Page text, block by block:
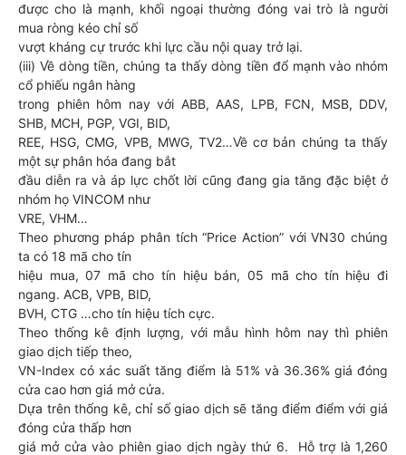
được cho là mạnh, khối ngoại thường đóng vai trò là người
mua ròng kéo chỉ số
vượt kháng cự trước khi lực cầu nội quay trở lại.
(iii) Về dòng tiền, chúng ta thấy dòng tiền đổ mạnh vào nhóm
cổ phiếu ngân hàng
trong phiên hôm nay với ABB, AAS, LPB, FCN, MSB, DDV,
SHB, MCH, PGP, VGI, BID,
REE, HSG, CMG, VPB, MWG, TV2…Về cơ bản chúng ta thấy
một sự phân hóa đang bắt
đầu diễn ra và áp lực chốt lời cũng đang gia tăng đặc biệt ở
nhóm họ VINCOM như
VRE, VHM…
Theo phương pháp phân tích “Price Action” với VN30 chúng
ta có 18 mã cho tín
hiệu mua, 07 mã cho tín hiệu bán, 05 mã cho tín hiệu đi
ngang. ACB, VPB, BID,
BVH, CTG …cho tín hiệu tích cực.
Theo thống kê định lượng, với mẫu hình hôm nay thì phiên
giao dịch tiếp theo,
VN-Index có xác suất tăng điểm là 51% và 36.36% giá đóng
cửa cao hơn giá mở cửa.
Dựa trên thống kê, chỉ số giao dịch sẽ tăng điểm điểm với giá
đóng cửa thấp hơn
giá mở cửa vào phiên giao dịch ngày thứ 6. Hỗ trợ là 1,260